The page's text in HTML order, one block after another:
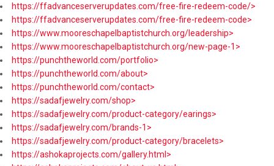
https://ffadvanceserverupdates.com/free-fire-redeem-code/>
https://ffadvanceserverupdates.com/free-fire-redeem-code>
https://www.mooreschapelbaptistchurch.org/leadership>
https://www.mooreschapelbaptistchurch.org/new-page-1>
https://punchtheworld.com/portfolio>
https://punchtheworld.com/about>
https://punchtheworld.com/contact>
https://sadafjewelry.com/shop>
https://sadafjewelry.com/product-category/earings>
https://sadafjewelry.com/brands-1>
https://sadafjewelry.com/product-category/bracelets>
https://ashokaprojects.com/gallery.html>